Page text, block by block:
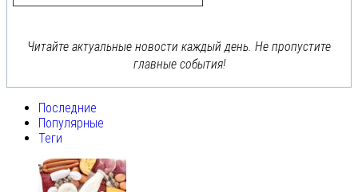
Читайте актуальные новости каждый день. Не пропустите
главные события!
Последние
Популярные
Теги